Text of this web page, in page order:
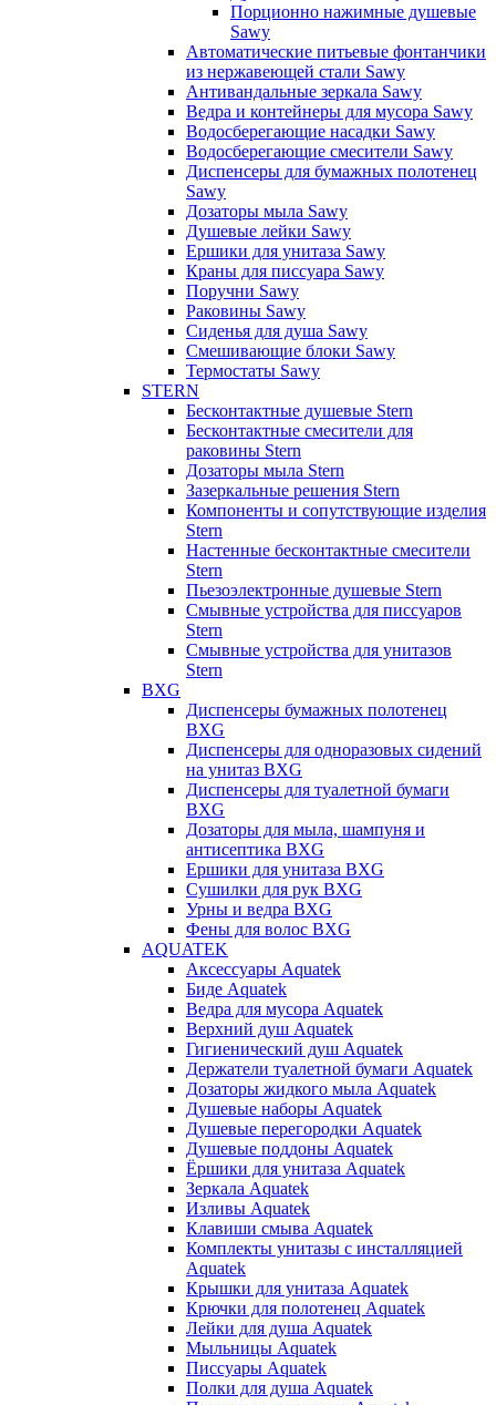
Порционно нажимные душевые
Sawy
Автоматические питьевые фонтанчики
из нержавеющей стали Sawy
Антивандальные зеркала Sawy
Ведра и контейнеры для мусора Sawy
Водосберегающие насадки Sawy
Водосберегающие смесители Sawy
Диспенсеры для бумажных полотенец
Sawy
Дозаторы мыла Sawy
Душевые лейки Sawy
Ершики для унитаза Sawy
Краны для писсуара Sawy
Поручни Sawy
Раковины Sawy
Сиденья для душа Sawy
Смешивающие блоки Sawy
Термостаты Sawy
STERN
Бесконтактные душевые Stern
Бесконтактные смесители для
раковины Stern
Дозаторы мыла Stern
Зазеркальные решения Stern
Компоненты и сопутствующие изделия
Stern
Настенные бесконтактные смесители
Stern
Пьезоэлектронные душевые Stern
Смывные устройства для писсуаров
Stern
Смывные устройства для унитазов
Stern
BXG
Диспенсеры бумажных полотенец
BXG
Диспенсеры для одноразовых сидений
на унитаз BXG
Диспенсеры для туалетной бумаги
BXG
Дозаторы для мыла, шампуня и
антисептика BXG
Ершики для унитаза BXG
Сушилки для рук BXG
Урны и ведра BXG
Фены для волос BXG
AQUATEK
Аксессуары Aquatek
Биде Aquatek
Ведра для мусора Aquatek
Верхний душ Aquatek
Гигиенический душ Aquatek
Держатели туалетной бумаги Aquatek
Дозаторы жидкого мыла Aquatek
Душевые наборы Aquatek
Душевые перегородки Aquatek
Душевые поддоны Aquatek
Ёршики для унитаза Aquatek
Зеркала Aquatek
Изливы Aquatek
Клавиши смыва Aquatek
Комплекты унитазы с инсталляцией
Aquatek
Крышки для унитаза Aquatek
Крючки для полотенец Aquatek
Лейки для душа Aquatek
Мыльницы Aquatek
Писсуары Aquatek
Полки для душа Aquatek